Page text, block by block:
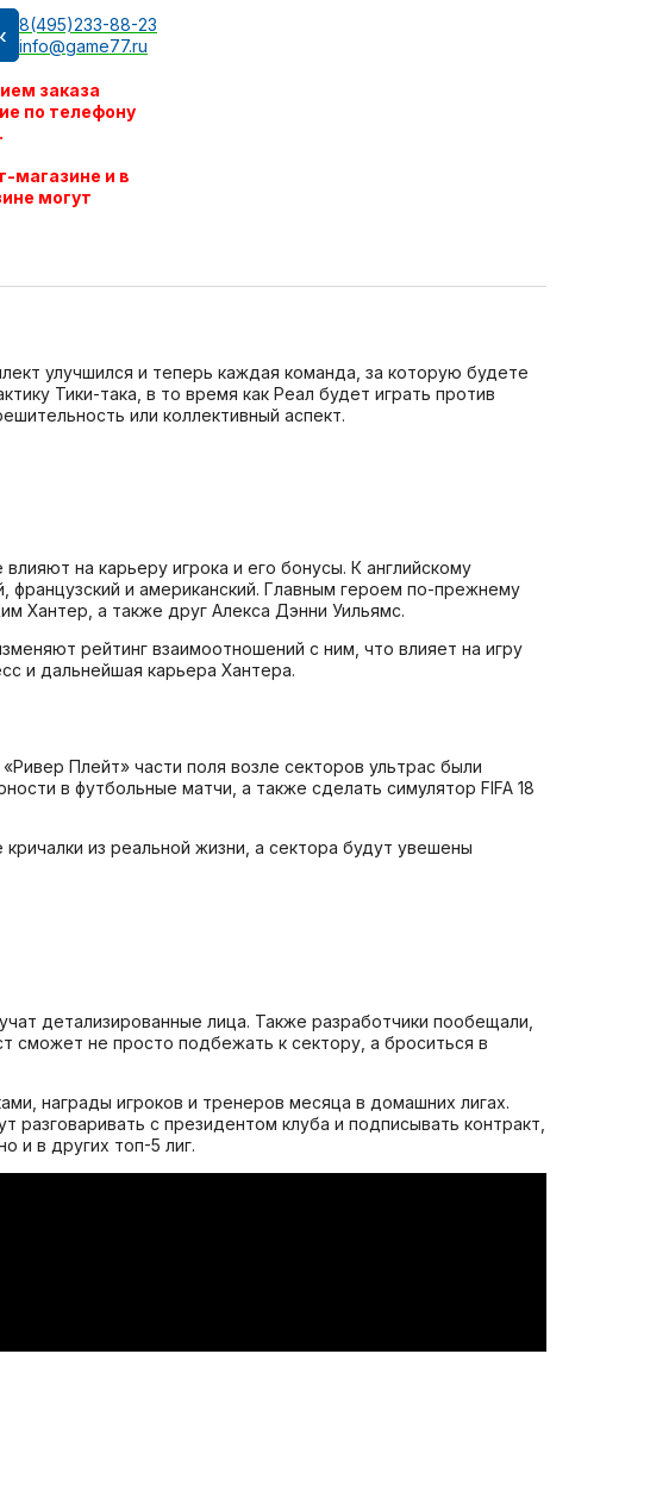
8(495)233-88-23
info@game77.ru
заказа
по телефону
.
магазине и в
могут
улучшился и теперь каждая команда, за которую будете
Тики-така, в то время как Реал будет играть против
или коллективный аспект.
на карьеру игрока и его бонусы. К английскому
и американский. Главным героем по-прежнему
Хантер, а также друг Алекса Дэнни Уильямс.
рейтинг взаимоотношений с ним, что влияет на игру
и дальнейшая карьера Хантера.
Плейт» части поля возле секторов ультрас были
в футбольные матчи, а также сделать симулятор FIFA 18
из реальной жизни, а сектора будут увешены
детализированные лица. Также разработчики пообещали,
сможет не просто подбежать к сектору, а броситься в
награды игроков и тренеров месяца в домашних лигах.
с президентом клуба и подписывать контракт,
и в других топ-5 лиг.